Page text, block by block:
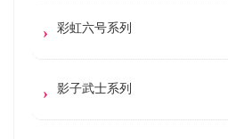
彩虹六号系列
影子武士系列